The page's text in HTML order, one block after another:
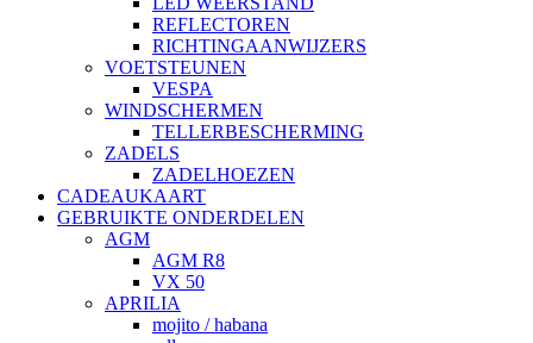
REFLECTOREN
RICHTINGAANWIJZERS
VOETSTEUNEN
VESPA
WINDSCHERMEN
TELLERBESCHERMING
ZADELS
ZADELHOEZEN
CADEAUKAART
GEBRUIKTE ONDERDELEN
AGM
AGM R8
VX 50
APRILIA
mojito / habana